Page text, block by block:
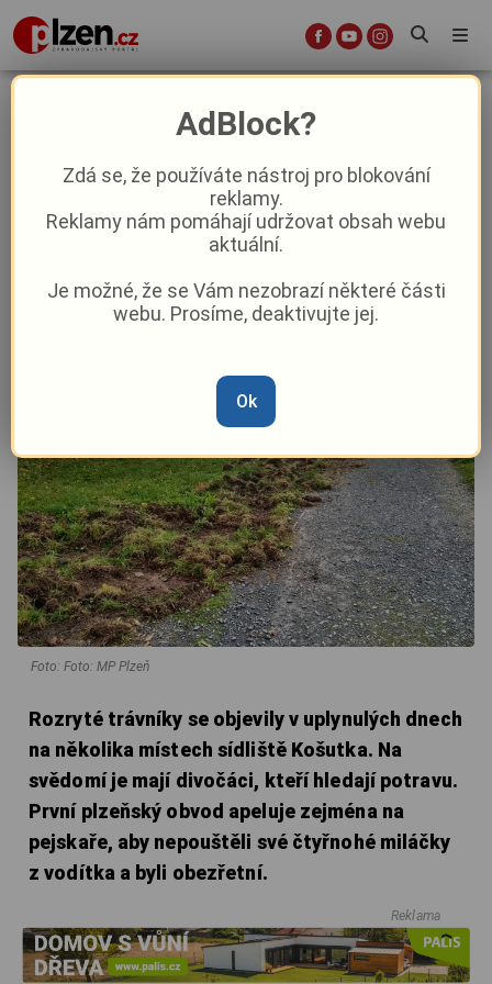
Na plzeňském sídlišti řádí divočáci.
Nepouštějte psy z vodítek, varuje
obvod
Aktuálně Z Plzně
Marie Osvaldová –4. 11. 2025|13:36
Foto: Foto: MP Plzeň
Rozryté trávníky se objevily v uplynulých dnech
na několika místech sídliště Košutka. Na
svědomí je mají divočáci, kteří hledají potravu.
První plzeňský obvod apeluje zejména na
pejskaře, aby nepouštěli své čtyřnohé miláčky
z vodítka a byli obezřetní.
Reklama
AdBlock?
Zdá se, že používáte nástroj pro blokování
reklamy.
Reklamy nám pomáhají udržovat obsah webu
aktuální.
Je možné, že se Vám nezobrazí některé části
webu. Prosíme, deaktivujte jej.
Ok